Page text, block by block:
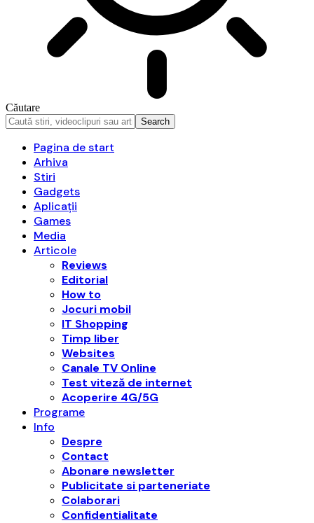
Căutare
Pagina de start
Arhiva
Stiri
Gadgets
Aplicații
Games
Media
Articole
Reviews
Editorial
How to
Jocuri mobil
IT Shopping
Timp liber
Websites
Canale TV Online
Test viteză de internet
Acoperire 4G/5G
Programe
Info
Despre
Contact
Abonare newsletter
Publicitate si parteneriate
Colaborari
Confidentialitate